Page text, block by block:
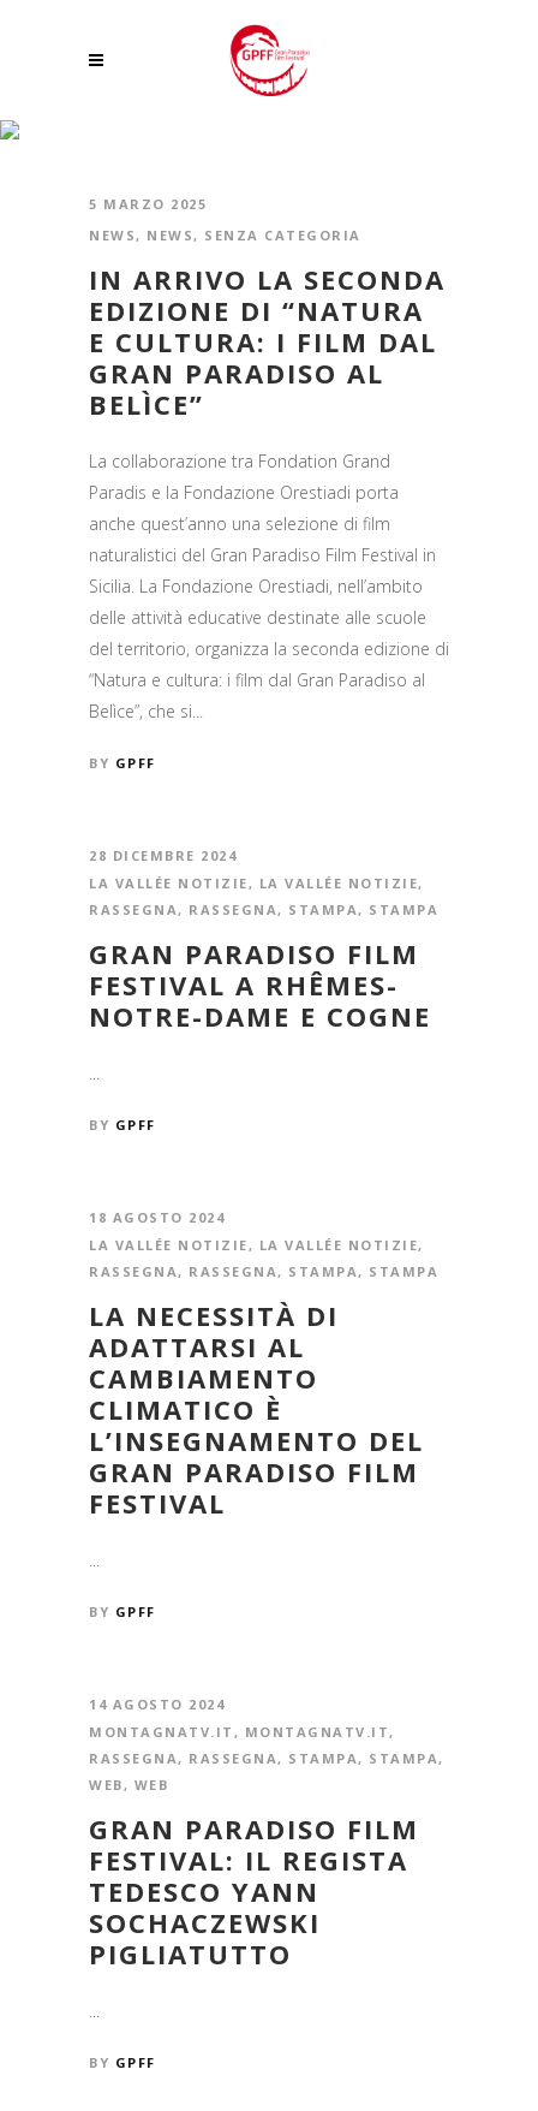
5 MARZO 2025
NEWS, NEWS, SENZA CATEGORIA
IN ARRIVO LA SECONDA
EDIZIONE DI “NATURA
E CULTURA: I FILM DAL
GRAN PARADISO AL
BELÌCE”
La collaborazione tra Fondation Grand
Paradis e la Fondazione Orestiadi porta
anche quest’anno una selezione di film
naturalistici del Gran Paradiso Film Festival in
Sicilia. La Fondazione Orestiadi, nell’ambito
delle attività educative destinate alle scuole
del territorio, organizza la seconda edizione di
“Natura e cultura: i film dal Gran Paradiso al
Belìce”, che si...
BY GPFF
28 DICEMBRE 2024
LA VALLÉE NOTIZIE, LA VALLÉE NOTIZIE,
RASSEGNA, RASSEGNA, STAMPA, STAMPA
GRAN PARADISO FILM
FESTIVAL A RHÊMES-
NOTRE-DAME E COGNE
...
BY GPFF
18 AGOSTO 2024
LA VALLÉE NOTIZIE, LA VALLÉE NOTIZIE,
RASSEGNA, RASSEGNA, STAMPA, STAMPA
LA NECESSITÀ DI
ADATTARSI AL
CAMBIAMENTO
CLIMATICO È
L’INSEGNAMENTO DEL
GRAN PARADISO FILM
FESTIVAL
...
BY GPFF
14 AGOSTO 2024
MONTAGNATV.IT , MONTAGNATV.IT,
RASSEGNA, RASSEGNA, STAMPA, STAMPA,
WEB, WEB
GRAN PARADISO FILM
FESTIVAL: IL REGISTA
TEDESCO YANN
SOCHACZEWSKI
PIGLIATUTTO
...
BY GPFF